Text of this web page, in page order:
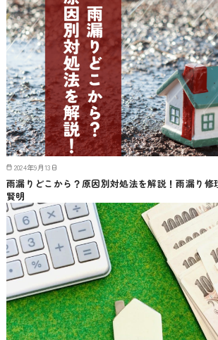
2024年9月13日
雨漏りどこから？原因別対処法を解説！雨漏り修
賢明